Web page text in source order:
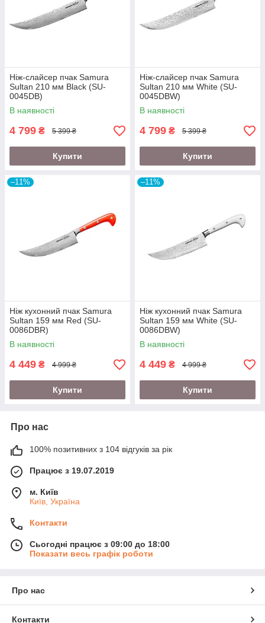
Ніж-слайсер пчак Samura
Sultan 210 мм Black (SU-
0045DB)
В наявності
4 799 ₴ 5 399 ₴
Купити
Ніж-слайсер пчак Samura
Sultan 210 мм White (SU-
0045DBW)
В наявності
4 799 ₴ 5 399 ₴
Купити
–11%
Ніж кухонний пчак Samura
Sultan 159 мм Red (SU-
0086DBR)
В наявності
4 449 ₴ 4 999 ₴
Купити
–11%
Ніж кухонний пчак Samura
Sultan 159 мм White (SU-
0086DBW)
В наявності
4 449 ₴ 4 999 ₴
Купити
Про нас
100% позитивних з 104 відгуків за рік
Працює з 19.07.2019
м. Київ
Київ, Україна
Контакти
Сьогодні працює з 09:00 до 18:00
Показати весь графік роботи
Про нас
Контакти